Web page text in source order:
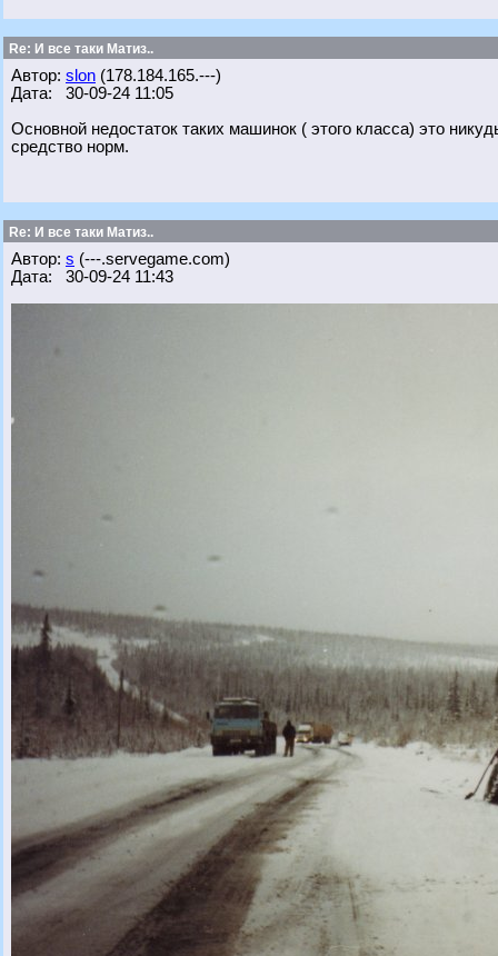
Re: И все таки Матиз..
Автор: slon (178.184.165.---)
Дата: 30-09-24 11:05
Основной недостаток таких машинок ( этого класса) это
средство норм.
Re: И все таки Матиз..
Автор: s (---.servegame.com)
Дата: 30-09-24 11:43